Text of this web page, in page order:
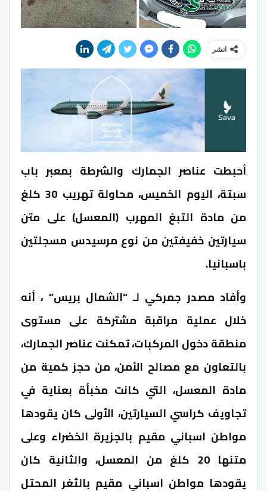
انشر
أحبطت عناصر الجمارك والشرطة بمعبر باب
سبتة، اليوم الخميس، محاولة تهريب 30 كلغ
من مادة التبغ المهرب (المعسل) على متن
سيارتين خفيفتين من نوع مرسيدس مسجلتين
باسبانيا.
وأفاد مصدر جمركي لـ “الشمال بريس” ، أنه
خلال عملية مراقبة مشتركة على مستوى
منطقة دخول المركبات، تمكنت عناصر الجمارك،
بالتعاون مع مصالح الأمن، من حجز كمية من
مادة المعسل، التي كانت مخبأة بعناية في
تجاويف كراسي السيارتين، الأولى كان يقودها
مواطن اسباني مقيم بالجزيرة الخضراء وعلى
متنها 20 كلغ من المعسل، والثانية كان
يقودها مواطن اسباني مقيم بالثغر المحتل